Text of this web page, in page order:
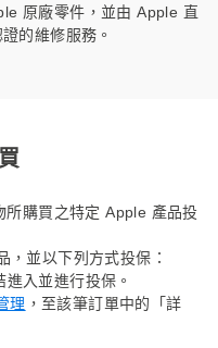
原廠零件，並由 Apple 直
的維修服務。
購買之特定 Apple 產品投
並以下列方式投保：
入並進行投保。
理 ，至該筆訂單中的「詳